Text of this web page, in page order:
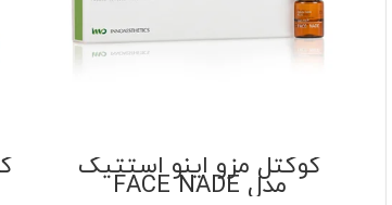
کوکتل مزو اینو استتیک
مدل FACE NADE